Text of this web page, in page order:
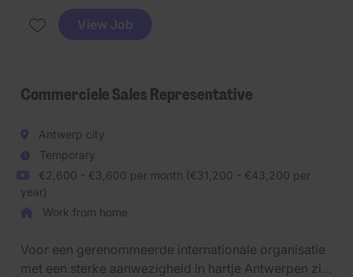
Vous combinez approche commerciale et expertise
du marché pour identifier les meilleurs talents et
View Job
Commerciele Sales Representative
Antwerp city
Temporary
€2,600 - €3,600 per month (€31,200 - €43,200 per
year)
Work from home
Voor een gerenommeerde internationale organisatie
met een sterke aanwezigheid in hartje Antwerpen zijn